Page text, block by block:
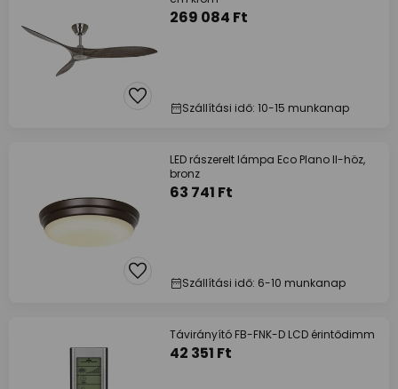
269 084 Ft
Szállítási idő: 10-15 munkanap
LED rászerelt lámpa Eco Plano II-höz,
bronz
63 741 Ft
Szállítási idő: 6-10 munkanap
Távirányító FB-FNK-D LCD érintődimm
42 351 Ft